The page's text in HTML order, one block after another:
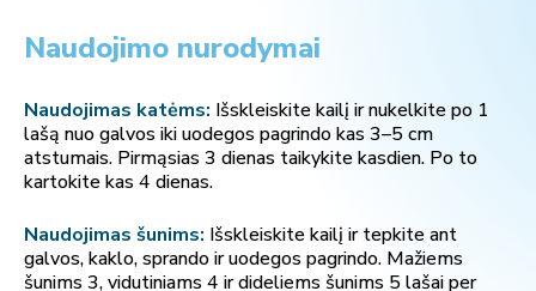
Naudojimo nurodymai
Naudojimas katėms: Išskleiskite kailį ir nukelkite po 1
lašą nuo galvos iki uodegos pagrindo kas 3–5 cm
atstumais. Pirmąsias 3 dienas taikykite kasdien. Po to
kartokite kas 4 dienas.
Naudojimas šunims: Išskleiskite kailį ir tepkite ant
galvos, kaklo, sprando ir uodegos pagrindo. Mažiems
šunims 3, vidutiniams 4 ir dideliems šunims 5 lašai per